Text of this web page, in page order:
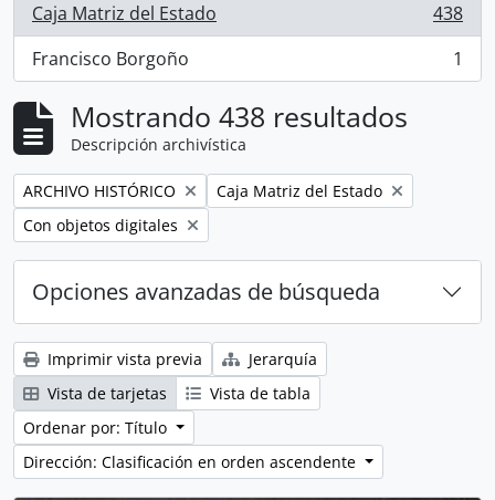
Caja Matriz del Estado
, 438 resultados
438
Francisco Borgoño
, 1 resultados 1
Mostrando 438 resultados
Descripción archivística
Remove filter:
ARCHIVO HISTÓRICO Remove filter:
Caja Matriz del Estado
Remove filter:
Con objetos digitales
Opciones avanzadas de búsqueda
Imprimir vista previa
Jerarquía
Vista de tarjetas
Vista de tabla
Ordenar por: Título
Dirección: Clasificación en orden ascendente